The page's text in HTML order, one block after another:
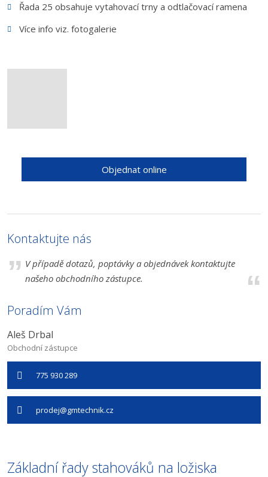
Řada 25 obsahuje vytahovací trny a odtlačovací ramena
Více info viz. fotogalerie
Objednat online
Kontaktujte nás
V případě dotazů, poptávky a objednávek kontaktujte
našeho obchodního zástupce.
Poradím Vám
Aleš Drbal
Obchodní zástupce
775 930 289
prodej@gmtechnik.cz
Základní řady stahováků na ložiska